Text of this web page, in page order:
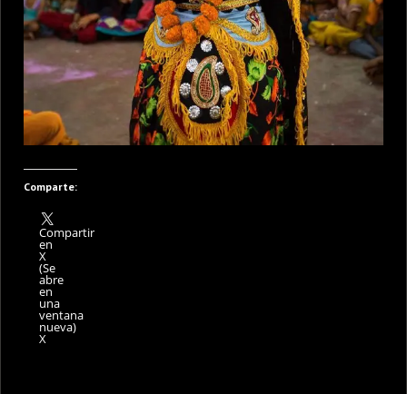
Comparte:
Compartir
en
X
(Se
abre
en
una
ventana
nueva)
X